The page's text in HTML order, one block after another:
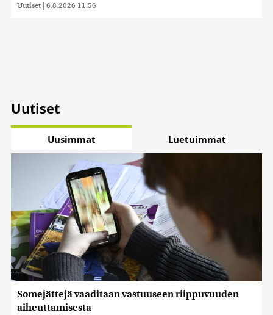
Uutiset | 6.8.2026 11:56
Uutiset
Uusimmat Luetuimmat
Somejättejä vaaditaan vastuuseen riippuvuuden
aiheuttamisesta